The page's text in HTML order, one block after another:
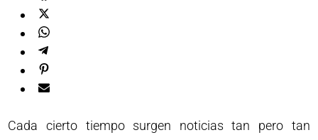
Cada cierto tiempo surgen noticias tan pero tan